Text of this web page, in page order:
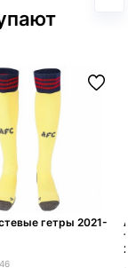
гетры 2021-